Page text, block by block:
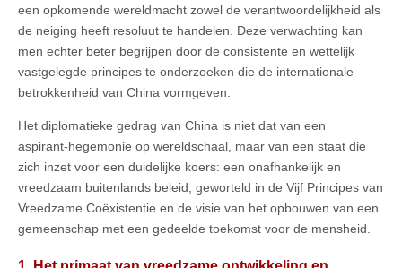
een opkomende wereldmacht zowel de verantwoordelijkheid als
de neiging heeft resoluut te handelen. Deze verwachting kan
men echter beter begrijpen door de consistente en wettelijk
vastgelegde principes te onderzoeken die de internationale
betrokkenheid van China vormgeven.
Het diplomatieke gedrag van China is niet dat van een
aspirant‑hegemonie op wereldschaal, maar van een staat die
zich inzet voor een duidelijke koers: een onafhankelijk en
vreedzaam buitenlands beleid, geworteld in de Vijf Principes van
Vreedzame Coëxistentie en de visie van het opbouwen van een
gemeenschap met een gedeelde toekomst voor de mensheid.